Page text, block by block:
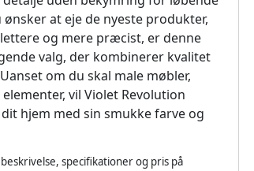
at eje de nyeste produkter,
og mere præcist, er denne
valg, der kombinerer kvalitet
om du skal male møbler,
vil Violet Revolution
hjem med sin smukke farve og
specifikationer og pris på